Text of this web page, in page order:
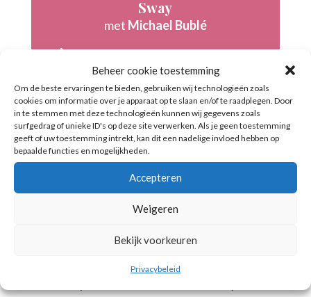
Beheer cookie toestemming
Om de beste ervaringen te bieden, gebruiken wij technologieën zoals
cookies om informatie over je apparaat op te slaan en/of te raadplegen. Door
in te stemmen met deze technologieën kunnen wij gegevens zoals
surfgedrag of unieke ID's op deze site verwerken. Als je geen toestemming
geeft of uw toestemming intrekt, kan dit een nadelige invloed hebben op
bepaalde functies en mogelijkheden.
Accepteren
Weigeren
Bekijk voorkeuren
Privacybeleid
Sway
met Michael Bublé
De lente, zomer en herfst van 2018 zaten
voor ons vol met prachtige bruiloften op
meestal vrijdag zaterdag. In 2019 wederom
het geval, maar er zijn nog enkele vrijdagen en
zaterdagen beschikbaar. We kunnen ook tot
speciale evenementen geboekt worden.